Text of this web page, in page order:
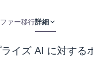
ァー移行詳細
イズ AI に対す